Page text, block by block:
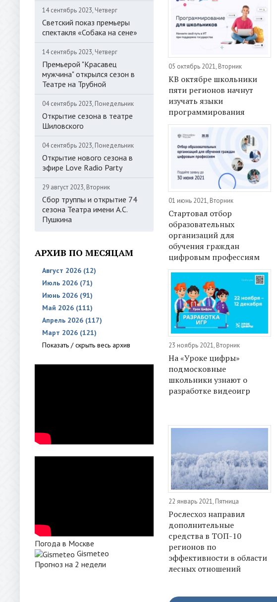
14 сентябрь 2023, Четверг
Светский показ премьеры
спектакля «Собака на сене»
14 сентябрь 2023, Четверг
Премьерой "Красавец
мужчина" открылся сезон в
Театре на Трубной
04 сентябрь 2023, Понедельник
Открытие сезона в театре
Шиловского
04 сентябрь 2023, Понедельник
Открытие нового сезона в
эфире Love Radio Party
29 август 2023, Вторник
Сбор труппы и открытие 74
сезона Театра имени А.С.
Пушкина
АРХИВ ПО МЕСЯЦАМ
Август 2026 (12)
Июль 2026 (71)
Июнь 2026 (91)
Май 2026 (111)
Апрель 2026 (117)
Март 2026 (121)
Показать / скрыть весь архив
Погода в Москве
Gismeteo
Прогноз на 2 недели
05 октябрь 2021, Вторник
КВ октябре школьники
пяти регионов начнут
изучать языки
программирования
01 июнь 2021, Вторник
Стартовал отбор
образовательных
организаций для
обучения граждан
цифровым профессиям
23 ноябрь 2021, Вторник
На «Уроке цифры»
подмосковные
школьники узнают о
разработке видеоигр
22 январь 2021, Пятница
Рослесхоз направил
дополнительные
средства в ТОП-10
регионов по
эффективности в области
лесных отношений